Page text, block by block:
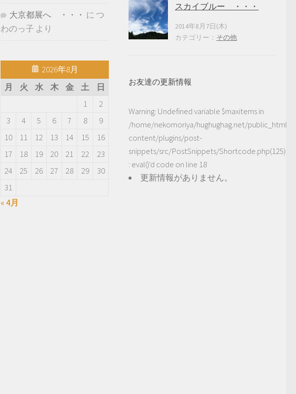
スカイブルー ・・・
2014年8月7日(木)
カテゴリー： その他
お友達の更新情報
Warning: Undefined variable $maxitems in
/home/nekomoriya/hughughag.net/public_html/
content/plugins/post-
snippets/src/PostSnippets/Shortcode.php(125)
: eval()'d code on line 18
更新情報がありません。
大京都展へ ・・・ に つ
わのっ子 より
2026年8月
月
火 水 木 金 土
日
1
2
3
4 5 6 7 8
9
10
11 12 13 14 15
16
17
18 19 20 21 22
23
24
25 26 27 28 29
30
31
« 4月